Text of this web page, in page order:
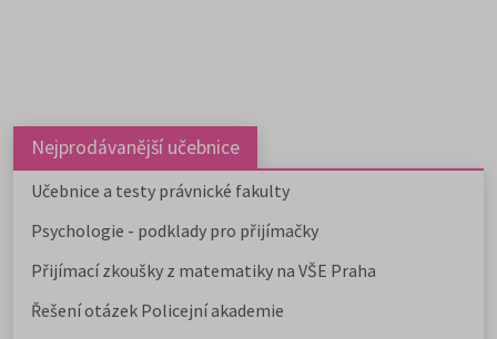
Nejprodávanější učebnice
Učebnice a testy právnické fakulty
Psychologie - podklady pro přijímačky
Přijímací zkoušky z matematiky na VŠE Praha
Řešení otázek Policejní akademie